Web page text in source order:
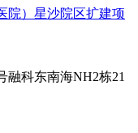
院）星沙院区扩建项
融科东南海NH2栋21